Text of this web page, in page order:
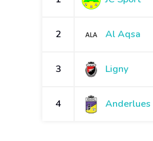
2 Al Aqsa
3 Ligny
4 Anderlues